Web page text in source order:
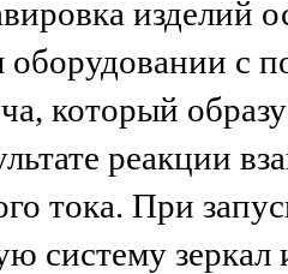
изделий
оборудовании с
который
реакции
тока. При
систему зеркал